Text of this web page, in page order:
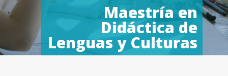
Maestría en
Didáctica de
Lenguas y Culturas